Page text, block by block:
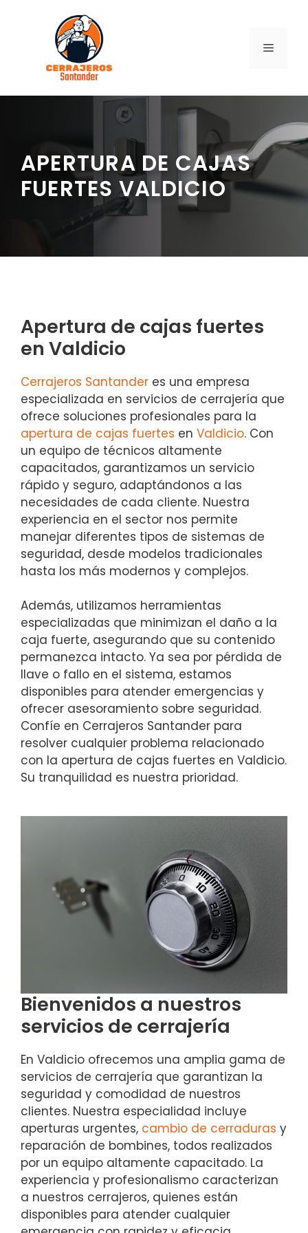
contenido
MENÚ
APERTURA DE CAJAS
FUERTES VALDICIO
Apertura de cajas fuertes
en Valdicio
Cerrajeros Santander es una empresa
especializada en servicios de cerrajería que
ofrece soluciones profesionales para la
apertura de cajas fuertes en Valdicio. Con
un equipo de técnicos altamente
capacitados, garantizamos un servicio
rápido y seguro, adaptándonos a las
necesidades de cada cliente. Nuestra
experiencia en el sector nos permite
manejar diferentes tipos de sistemas de
seguridad, desde modelos tradicionales
hasta los más modernos y complejos.
Además, utilizamos herramientas
especializadas que minimizan el daño a la
caja fuerte, asegurando que su contenido
permanezca intacto. Ya sea por pérdida de
llave o fallo en el sistema, estamos
disponibles para atender emergencias y
ofrecer asesoramiento sobre seguridad.
Confíe en Cerrajeros Santander para
resolver cualquier problema relacionado
con la apertura de cajas fuertes en Valdicio.
Su tranquilidad es nuestra prioridad.
Bienvenidos a nuestros
servicios de cerrajería
En Valdicio ofrecemos una amplia gama de
servicios de cerrajería que garantizan la
seguridad y comodidad de nuestros
clientes. Nuestra especialidad incluye
aperturas urgentes, cambio de cerraduras y
reparación de bombines, todos realizados
por un equipo altamente capacitado. La
experiencia y profesionalismo caracterizan
a nuestros cerrajeros, quienes están
disponibles para atender cualquier